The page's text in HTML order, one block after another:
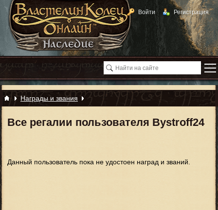
Войти Регистрация
Награды и звания
Все регалии пользователя Bystroff24
Данный пользователь пока не удостоен наград и званий.